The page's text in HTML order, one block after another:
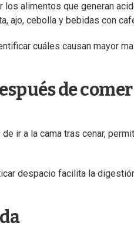
alimentos que generan
ajo, cebolla y bebidas con
cuáles causan mayor
de comer
ir a la cama tras cenar,
despacio facilita la